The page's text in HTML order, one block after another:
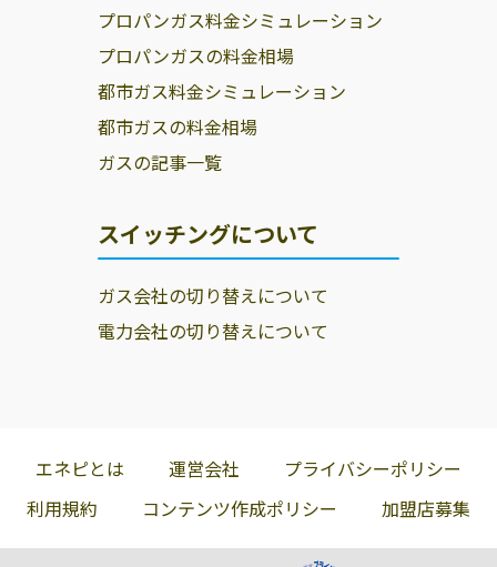
プロパンガス料金シミュレーション
プロパンガスの料金相場
都市ガス料金シミュレーション
都市ガスの料金相場
ガスの記事一覧
スイッチングについて
ガス会社の切り替えについて
電力会社の切り替えについて
エネピとは 運営会社
プライバシーポリシー
利用規約
コンテンツ作成ポリシー 加盟店募集